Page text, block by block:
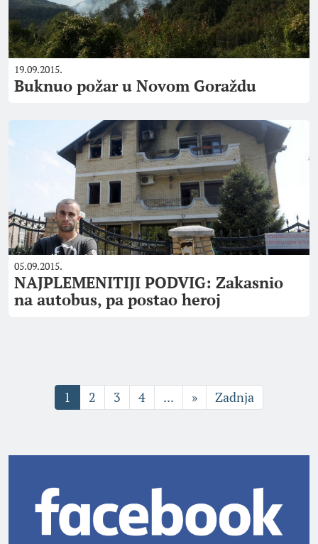
19.09.2015.
Buknuo požar u Novom Goraždu
05.09.2015.
NAJPLEMENITIJI PODVIG: Zakasnio
na autobus, pa postao heroj
1 2 3 4 ... » Zadnja